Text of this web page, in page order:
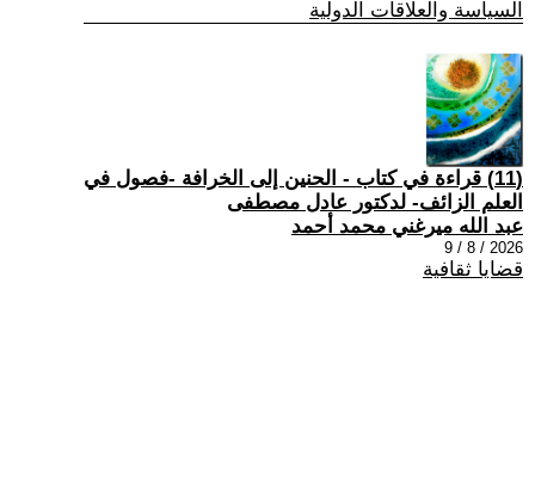
السياسة والعلاقات الدولية
(11) قراءة في كتاب - الحنين إلى الخرافة -فصول في
العلم الزائف- لدكتور عادل مصطفى
عبد الله ميرغني محمد أحمد
2026 / 8 / 9
قضايا ثقافية